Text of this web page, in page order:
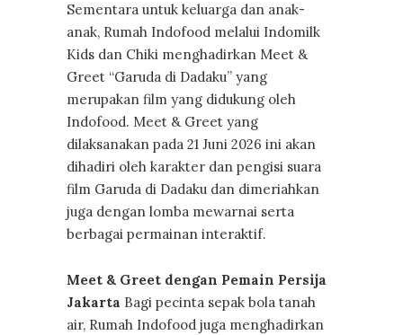
Sementara untuk keluarga dan anak-
anak, Rumah Indofood melalui Indomilk
Kids dan Chiki menghadirkan Meet &
Greet “Garuda di Dadaku” yang
merupakan film yang didukung oleh
Indofood. Meet & Greet yang
dilaksanakan pada 21 Juni 2026 ini akan
dihadiri oleh karakter dan pengisi suara
film Garuda di Dadaku dan dimeriahkan
juga dengan lomba mewarnai serta
berbagai permainan interaktif.
Meet & Greet dengan Pemain Persija
Jakarta Bagi pecinta sepak bola tanah
air, Rumah Indofood juga menghadirkan